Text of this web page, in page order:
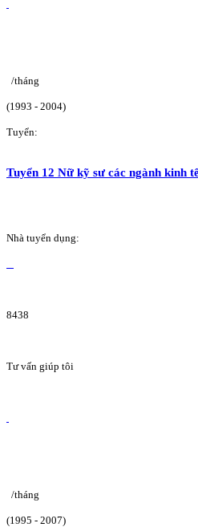
/tháng
(1993 - 2004)
Tuyển:
Tuyển 12 Nữ kỹ sư các ngành kinh
Nhà tuyển dụng:
8438
Tư vấn giúp tôi
/tháng
(1995 - 2007)